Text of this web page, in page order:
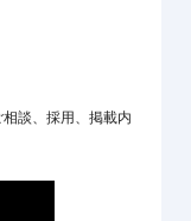
談、採用、掲載内